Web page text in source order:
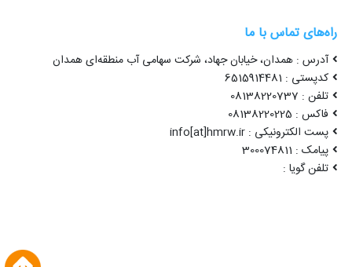
راه‌های تماس با ما
آدرس : همدان، خیابان جهاد، شرکت سهامی آب منطقه‌ای همدان
کدپستی : 6515914481
تلفن : 08138220737
فاکس : 08138220225
پست الکترونیکی : info[at]hmrw.ir
پیامک : 300074811
تلفن گویا :